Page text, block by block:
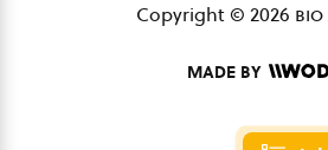
Copyright © 2026
MADE BY